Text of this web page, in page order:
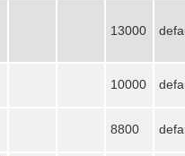
13000
10000
8800